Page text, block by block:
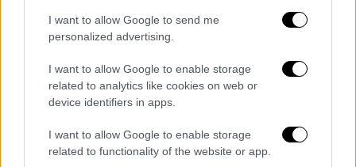
I want to allow Google to send me
personalized advertising.
I want to allow Google to enable storage
related to analytics like cookies on web or
device identifiers in apps.
I want to allow Google to enable storage
related to functionality of the website or app.
|24.03.2023 06:46
Χρεώνουν τον ΕΟΠΥΥ με χιλιάδες
«μαϊμού» αξονικές και μαγνητικές -
Εντολή Πλεύρη για σαρωτικούς